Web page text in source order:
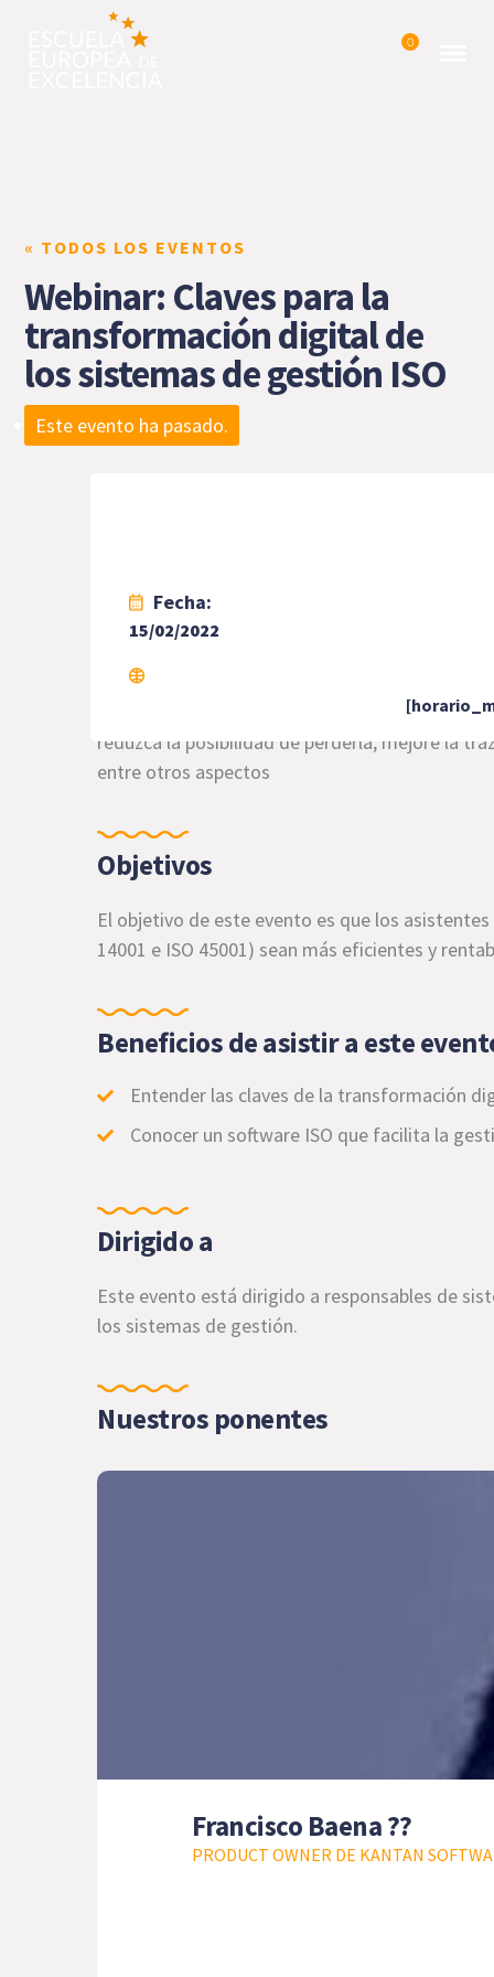
0
« TODOS LOS EVENTOS
Webinar: Claves para la
transformación digital de
los sistemas de gestión ISO
Este evento ha pasado.
Fecha:
15/02/2022
Desde hace un tiempo, la transformación
resultados excelentes y también diferenciarse
Son muchas las organizaciones que han
Contar con un software que permita la
reduzca la posibilidad de perderla, mejore la
entre otros aspectos
Objetivos
El objetivo de este evento es que los
14001 e ISO 45001) sean más eficientes y
Beneficios de asistir a este
Entender las claves de la transformación
Conocer un software ISO que facilita la
Dirigido a
Este evento está dirigido a responsables de
los sistemas de gestión.
Nuestros ponentes
Francisco Baena ??
PRODUCT OWNER DE KANTAN